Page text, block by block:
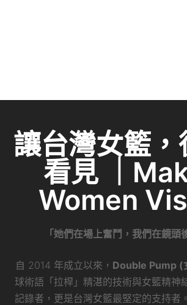
讓台灣女籃，
看見 ｜
Women
「她們在場上奮鬥，我們在鏡頭
自 2014 年成立以來， Double Pump (
球術語「拉桿」精湛的技術與女籃精神
記錄者，更是台灣女籃最堅定的支持者